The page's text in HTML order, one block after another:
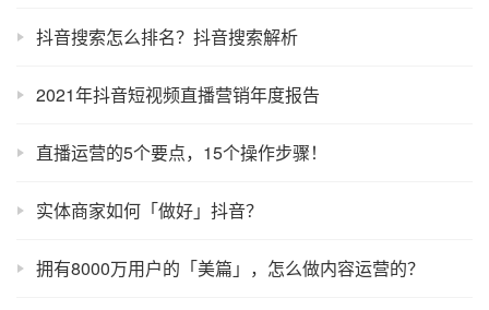
抖音搜索怎么排名？抖音搜索解析
2021年抖音短视频直播营销年度报告
直播运营的5个要点，15个操作步骤！
实体商家如何「做好」抖音？
拥有8000万用户的「美篇」，怎么做内容运营的？